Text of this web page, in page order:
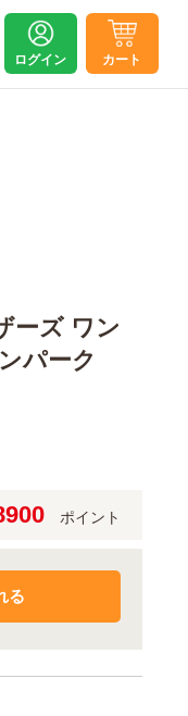
ログイン カート
ーズ ワン
パーク
ポイント